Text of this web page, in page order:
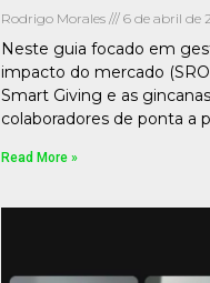
Rodrigo Morales 6 de abril de
Neste guia focado em
impacto do mercado
Smart Giving e as
colaboradores de ponta a
Read More »